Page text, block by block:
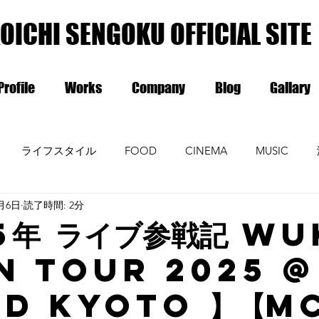
SENGOKU OFFICIAL SITE
Works Company Blog Gallary
ライフスタイル FOOD CINEMA MUSIC
ライブ参戦記
TOUR 2025 @
KYOTO 】【
6日 読了時間: 2分